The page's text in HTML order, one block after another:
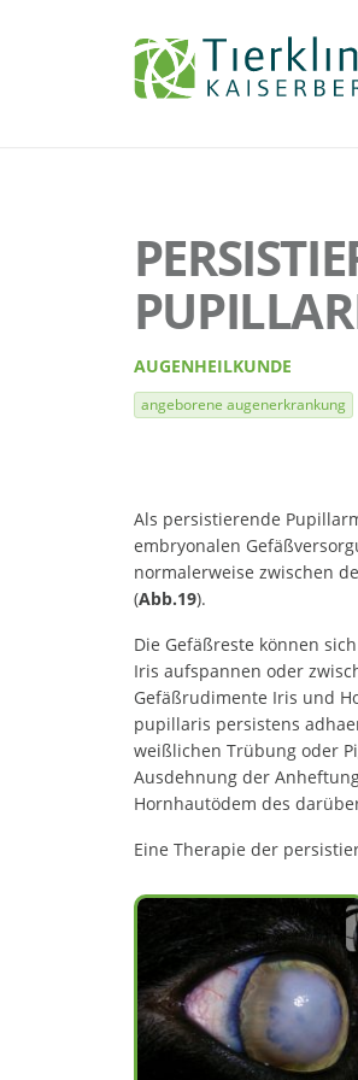
AUGENHEILKUNDE
angeborene augenerkrankung
Als persistierende
embryonalen
normalerweise zwischen
(Abb.19).
Die Gefäßreste können
Iris aufspannen oder
Gefäßrudimente Iris und
pupillaris persistens
weißlichen Trübung oder
Ausdehnung der
Hornhautödem des
Eine Therapie der